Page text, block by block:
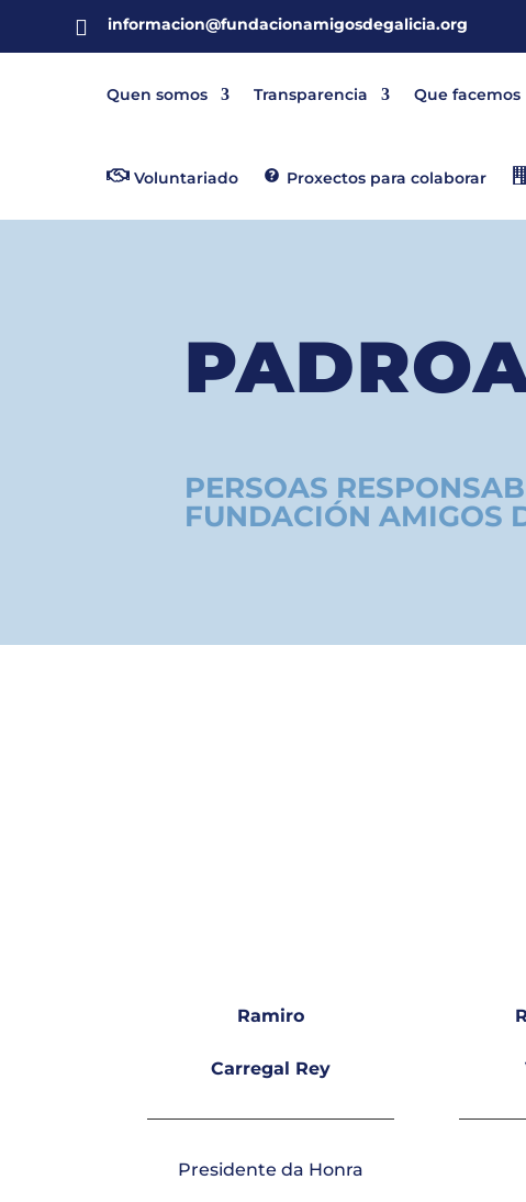
 informacion@fundacionamigosdegalicia.org
Quen somos Transparencia Que facemos
Voluntariado Proxectos para colaborar
PERSOAS
FUNDACIÓN AMIGOS
Ramiro
Carregal Rey
Presidente da Honra